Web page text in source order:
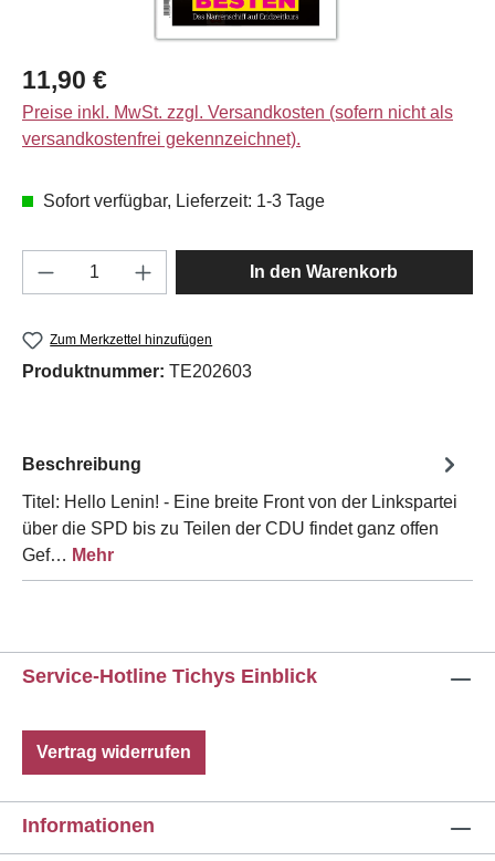
Regulärer Preis:
11,90 €
Preise inkl. MwSt. zzgl. Versandkosten (sofern nicht als
versandkostenfrei gekennzeichnet).
Sofort verfügbar, Lieferzeit: 1-3 Tage
Produkt Anzahl: Gib den gewünschten
In den Warenkorb
Zum Merkzettel hinzufügen
Produktnummer: TE202603
Beschreibung
Titel: Hello Lenin! - Eine breite Front von der Linkspartei
über die SPD bis zu Teilen der CDU findet ganz offen
Gef… Mehr
Service-Hotline Tichys Einblick
Vertrag widerrufen
Informationen